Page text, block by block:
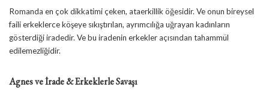
Romanda en çok dikkatimi çeken, ataerkillik öğesidir. Ve onun bireysel
faili erkeklerce köşeye sıkıştırılan, ayrımcılığa uğrayan kadınların
gösterdiği iradedir. Ve bu iradenin erkekler açısından tahammül
edilemezliğidir.
Agnes ve İrade & Erkeklerle Savaşı